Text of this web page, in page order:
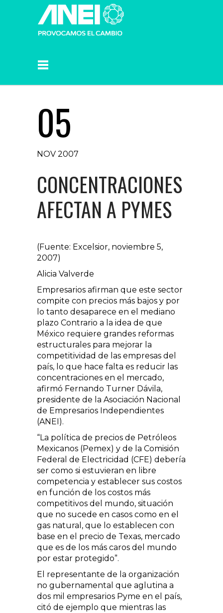
05
NOV 2007
CONCENTRACIONES
AFECTAN A PYMES
(Fuente: Excelsior, noviembre 5,
2007)
Alicia Valverde
Empresarios afirman que este sector
compite con precios más bajos y por
lo tanto desaparece en el mediano
plazo Contrario a la idea de que
México requiere grandes reformas
estructurales para mejorar la
competitividad de las empresas del
país, lo que hace falta es reducir las
concentraciones en el mercado,
afirmó Fernando Turner Dávila,
presidente de la Asociación Nacional
de Empresarios Independientes
(ANEI).
“La política de precios de Petróleos
Mexicanos (Pemex) y de la Comisión
Federal de Electricidad (CFE) debería
ser como si estuvieran en libre
competencia y establecer sus costos
en función de los costos más
competitivos del mundo, situación
que no sucede en casos como en el
gas natural, que lo establecen con
base en el precio de Texas, mercado
que es de los más caros del mundo
por estar protegido”.
El representante de la organización
no gubernamental que aglutina a
dos mil empresarios Pyme en el país,
citó de ejemplo que mientras las